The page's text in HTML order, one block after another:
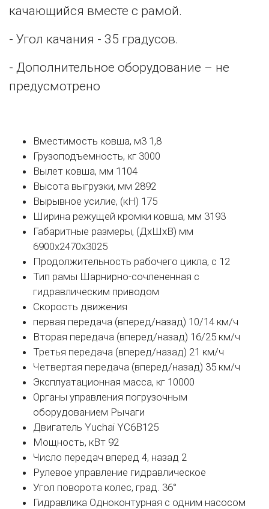
качающийся вместе с рамой.
- Угол качания - 35 градусов.
- Дополнительное оборудование – не
предусмотрено
Вместимость ковша, м3 1,8
Грузоподъемность, кг 3000
Вылет ковша, мм 1104
Высота выгрузки, мм 2892
Вырывное усилие, (кН) 175
Ширина режущей кромки ковша, мм 3193
Габаритные размеры, (ДxШxВ) мм
6900x2470x3025
Продолжительность рабочего цикла, с 12
Тип рамы Шарнирно-сочлененная с
гидравлическим приводом
Скорость движения
первая передача (вперед/назад) 10/14 км/ч
Вторая передача (вперед/назад) 16/25 км/ч
Третья передача (вперед/назад) 21 км/ч
Четвертая передача (вперед/назад) 35 км/ч
Эксплуатационная масса, кг 10000
Органы управления погрузочным
оборудованием Рычаги
Двигатель Yuchai YC6B125
Мощность, кВт 92
Число передач вперед 4, назад 2
Рулевое управление гидравлическое
Угол поворота колес, град. 36°
Гидравлика Одноконтурная с одним насосом